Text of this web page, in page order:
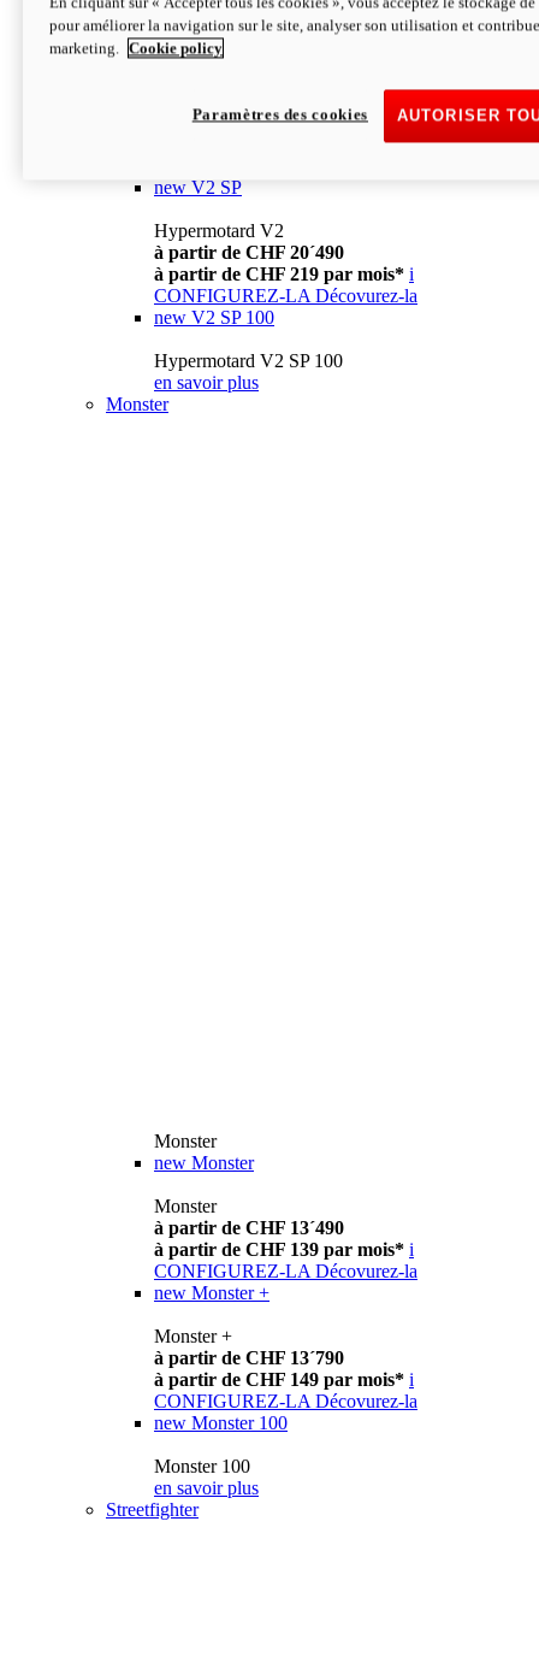
à partir de CHF 13´990 i
CONFIGUREZ-LA Décovurez-la
newV2
à partir de CHF 15´990
à partir de CHF 169 par mois* i
new V2 SP
Hypermotard V2
à partir de CHF 20´490
à partir de CHF 219 par mois* i
CONFIGUREZ-LA Décovurez-la
new V2 SP 100
Hypermotard V2 SP 100
en savoir plus
Monster
Monster
new Monster
Monster
à partir de CHF 13´490
à partir de CHF 139 par mois* i
CONFIGUREZ-LA Décovurez-la
new Monster +
Monster +
à partir de CHF 13´790
à partir de CHF 149 par mois* i
CONFIGUREZ-LA Décovurez-la
new Monster 100
Monster 100
en savoir plus
Streetfighter
pour améliorer la navigation sur le site, analyser son utilisation et
marketing.
Cookie policy
AUTORISER
Paramètres des cookies